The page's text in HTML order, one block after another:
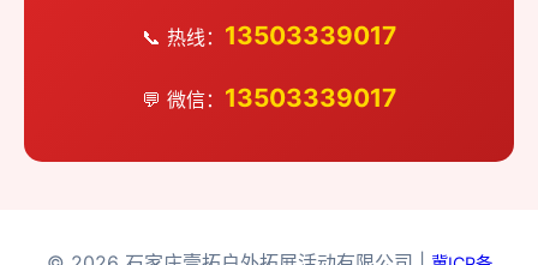
📞 热线： 13503339017
💬 微信： 13503339017